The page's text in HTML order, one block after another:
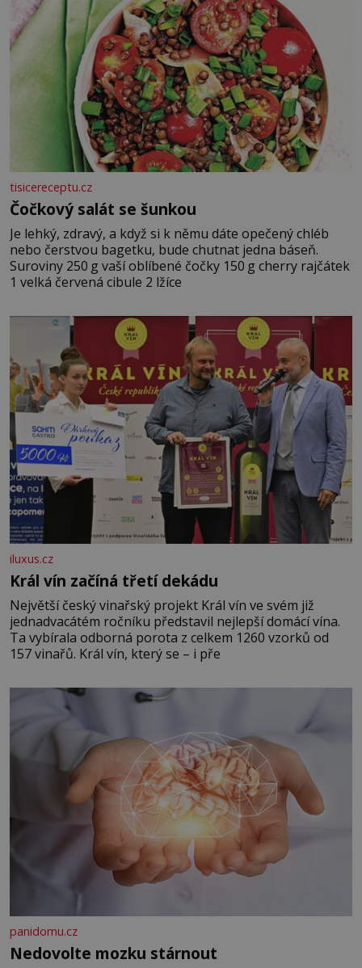
tisicereceptu.cz
Čočkový salát se šunkou
Je lehký, zdravý, a když si k němu dáte opečený chléb
nebo čerstvou bagetku, bude chutnat jedna báseň.
Suroviny 250 g vaší oblíbené čočky 150 g cherry rajčátek
1 velká červená cibule 2 lžíce
iluxus.cz
Král vín začíná třetí dekádu
Největší český vinařský projekt Král vín ve svém již
jednadvacátém ročníku představil nejlepší domácí vína.
Ta vybírala odborná porota z celkem 1260 vzorků od
157 vinařů. Král vín, který se – i pře
panidomu.cz
Nedovolte mozku stárnout